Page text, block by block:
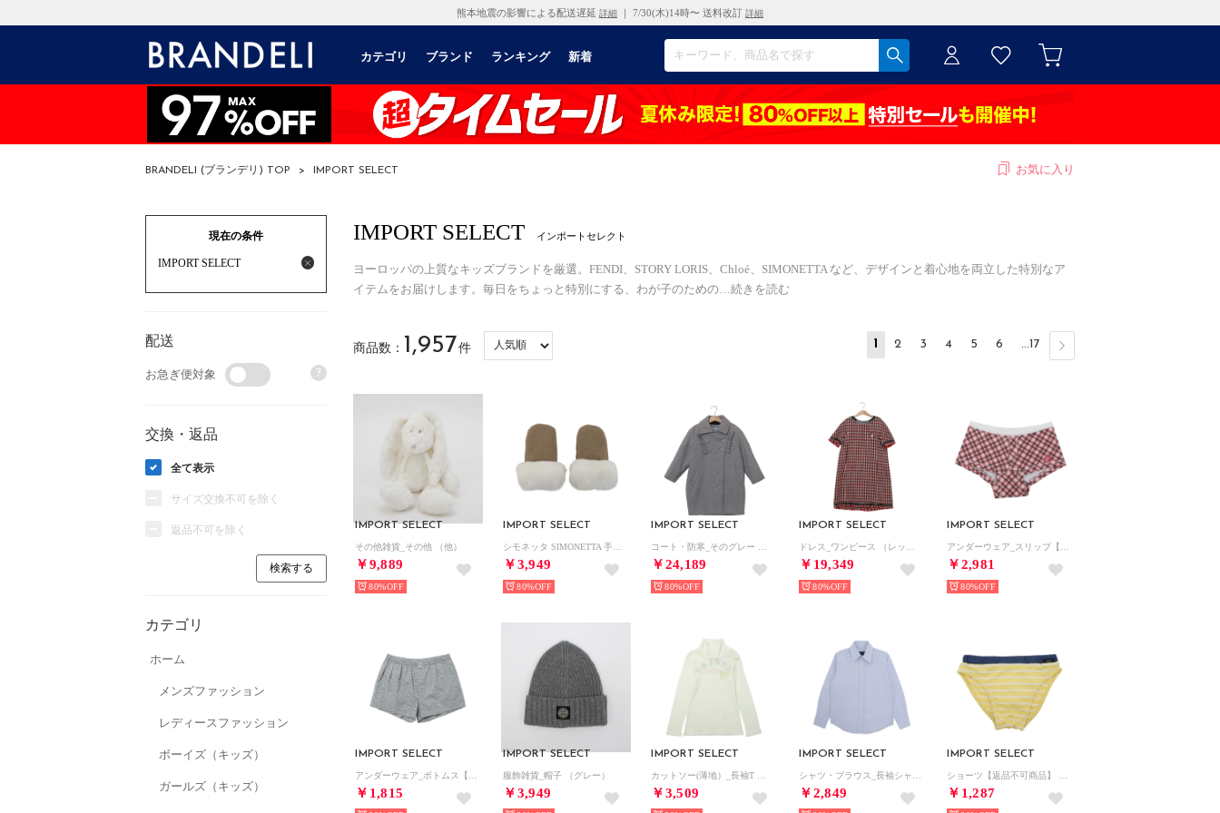
熊本地震の影響による配送遅延 詳細 ｜ 7/30(木)14時〜 送料改訂 詳細
カテゴリ ブランド ランキング 新着
BRANDELI (ブランデリ) TOP > IMPORT SELECT お気に入り
現在の条件
IMPORT SELECT
配送
お急ぎ便対象 ?
交換・返品
全て表示
サイズ交換不可を除く
返品不可を除く
カテゴリ
ホーム
メンズファッション
レディースファッション
ボーイズ（キッズ）
ガールズ（キッズ）
IMPORT SELECT インポートセレクト
ヨーロッパの上質なキッズブランドを厳選。FENDI、STORY LORIS、Chloé、SIMONETTA など、デザインと着心地を両立した特別なア
イテムをお届けします。毎日をちょっと特別にする、わが子のための
続きを読む
商品数： 1,957件 1 2 3 4 5 6 ...17
IMPORT SELECT
その他雑貨_その他 （他）
￥9,889
80%
IMPORT SELECT
￥3,949
80%
IMPORT SELECT
￥24,189
80%
IMPORT SELECT
￥19,349
80%
IMPORT SELECT
￥2,981
80%
IMPORT SELECT
￥1,815
IMPORT SELECT
服飾雑貨_帽子 （グレー）
￥3,949
IMPORT SELECT
￥3,509
IMPORT SELECT
￥2,849
IMPORT SELECT
￥1,287